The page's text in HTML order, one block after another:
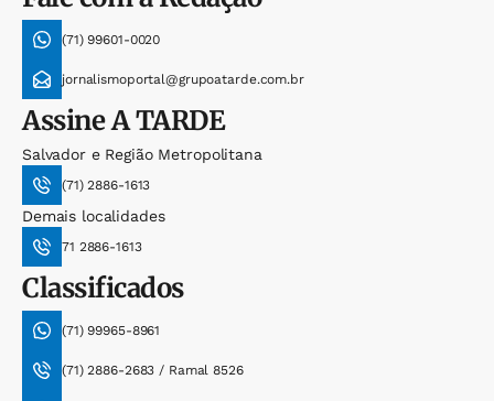
(71) 99601-0020
jornalismoportal@grupoatarde.com.br
AssineA TARDE
Salvador e Região Metropolitana
(71) 2886-1613
Demais localidades
71 2886-1613
Classificados
(71) 99965-8961
(71) 2886-2683 / Ramal 8526